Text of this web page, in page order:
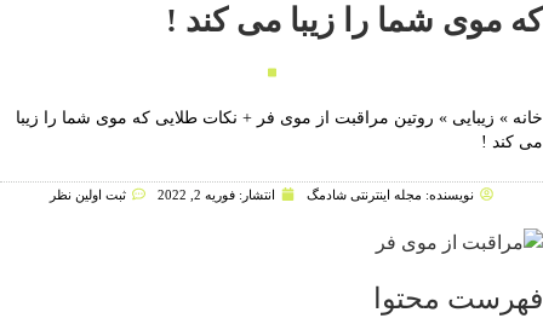
موی شما را زیبا می کند !
»زیبایی »روتین مراقبت از موی فر + نکات طلایی که موی شما را زیبا
کند !
نویسنده:مجله اینترنتی شادمگ انتشار: فوریه 2, 2022 ثبت اولین نظر
محتوا